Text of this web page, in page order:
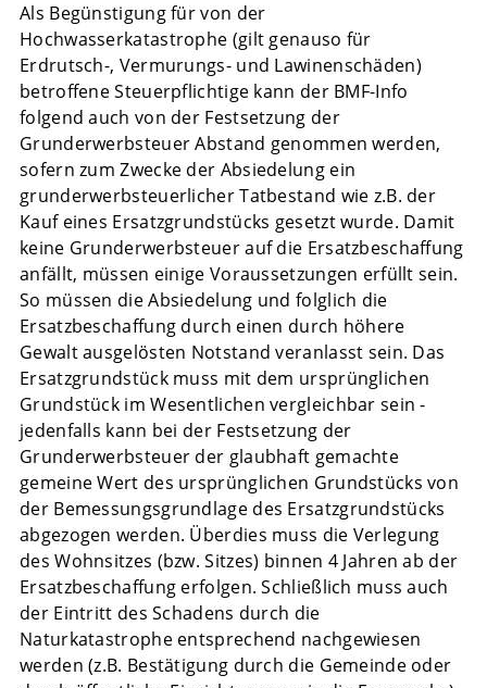
Als Begünstigung für von der
Hochwasserkatastrophe (gilt genauso für
Erdrutsch-, Vermurungs- und Lawinenschäden)
betroffene Steuerpflichtige kann der BMF-Info
folgend auch von der Festsetzung der
Grunderwerbsteuer Abstand genommen werden,
sofern zum Zwecke der Absiedelung ein
grunderwerbsteuerlicher Tatbestand wie z.B. der
Kauf eines Ersatzgrundstücks gesetzt wurde. Damit
keine Grunderwerbsteuer auf die Ersatzbeschaffung
anfällt, müssen einige Voraussetzungen erfüllt sein.
So müssen die Absiedelung und folglich die
Ersatzbeschaffung durch einen durch höhere
Gewalt ausgelösten Notstand veranlasst sein. Das
Ersatzgrundstück muss mit dem ursprünglichen
Grundstück im Wesentlichen vergleichbar sein -
jedenfalls kann bei der Festsetzung der
Grunderwerbsteuer der glaubhaft gemachte
gemeine Wert des ursprünglichen Grundstücks von
der Bemessungsgrundlage des Ersatzgrundstücks
abgezogen werden. Überdies muss die Verlegung
des Wohnsitzes (bzw. Sitzes) binnen 4 Jahren ab der
Ersatzbeschaffung erfolgen. Schließlich muss auch
der Eintritt des Schadens durch die
Naturkatastrophe entsprechend nachgewiesen
werden (z.B. Bestätigung durch die Gemeinde oder